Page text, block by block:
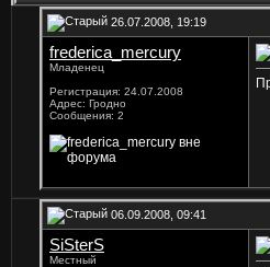
26.07.2008, 19:19
frederica_mercury
Младенец
Регистрация: 24.07.2008
Адрес: Гродно
Сообщения: 2
06.09.2008, 09:41
SiSterS
Местный